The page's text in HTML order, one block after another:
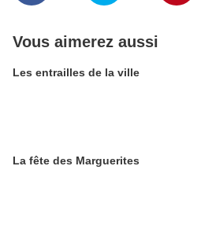
Vous aimerez aussi
Les entrailles de la ville
La fête des Marguerites